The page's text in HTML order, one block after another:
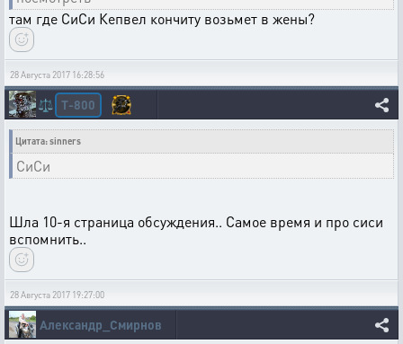
там где СиСи Кепвел кончиту возьмет в жены?
28 Августа 2017 16:28:56
⚖️ T-800
Цитата: sinners
СиСи
Шла 10-я страница обсуждения.. Самое время и про сиси
вспомнить..
28 Августа 2017 19:27:00
Александр_Смирнов